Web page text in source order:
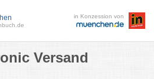
in Konzession von
Versand